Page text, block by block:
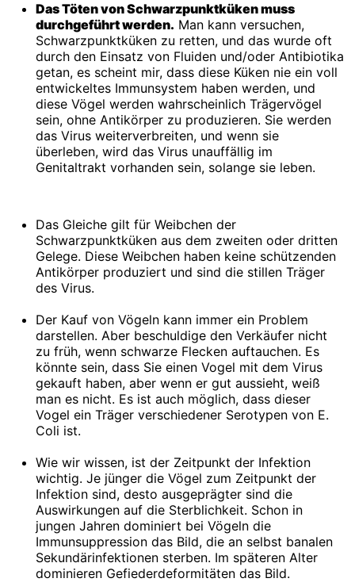
Das Töten von Schwarzpunktküken muss
durchgeführt werden. Man kann versuchen,
Schwarzpunktküken zu retten, und das wurde oft
durch den Einsatz von Fluiden und/oder Antibiotika
getan, es scheint mir, dass diese Küken nie ein voll
entwickeltes Immunsystem haben werden, und
diese Vögel werden wahrscheinlich Trägervögel
sein, ohne Antikörper zu produzieren. Sie werden
das Virus weiterverbreiten, und wenn sie
überleben, wird das Virus unauffällig im
Genitaltrakt vorhanden sein, solange sie leben.
Das Gleiche gilt für Weibchen der
Schwarzpunktküken aus dem zweiten oder dritten
Gelege. Diese Weibchen haben keine schützenden
Antikörper produziert und sind die stillen Träger
des Virus.
Der Kauf von Vögeln kann immer ein Problem
darstellen. Aber beschuldige den Verkäufer nicht
zu früh, wenn schwarze Flecken auftauchen. Es
könnte sein, dass Sie einen Vogel mit dem Virus
gekauft haben, aber wenn er gut aussieht, weiß
man es nicht. Es ist auch möglich, dass dieser
Vogel ein Träger verschiedener Serotypen von E.
Coli ist.
Wie wir wissen, ist der Zeitpunkt der Infektion
wichtig. Je jünger die Vögel zum Zeitpunkt der
Infektion sind, desto ausgeprägter sind die
Auswirkungen auf die Sterblichkeit. Schon in
jungen Jahren dominiert bei Vögeln die
Immunsuppression das Bild, die an selbst banalen
Sekundärinfektionen sterben. Im späteren Alter
dominieren Gefiederdeformitäten das Bild.